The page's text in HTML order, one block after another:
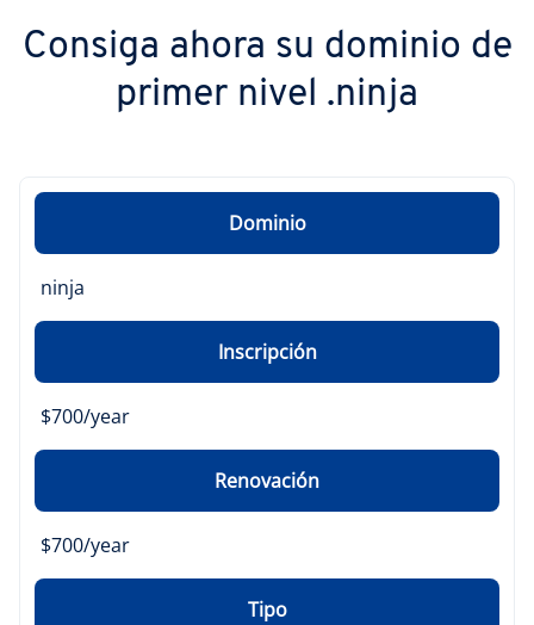
Consiga ahora su dominio de
primer nivel .ninja
Dominio
ninja
Inscripción
$700/year
Renovación
$700/year
Tipo